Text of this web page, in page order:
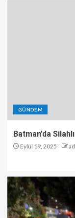
GÜNDEM
Batman’da
Eylül 19, 2025